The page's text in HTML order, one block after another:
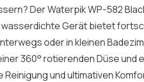
Der Waterpik WP-582
Gerät bietet
oder in kleinen
360° rotierenden Düse und
und ultimativen